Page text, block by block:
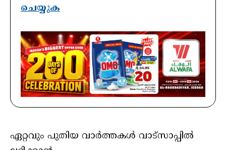
ചെയ്യുക
ഏറ്റവും പുതിയ വാർത്തകൾ വാട്സാപ്പിൽ